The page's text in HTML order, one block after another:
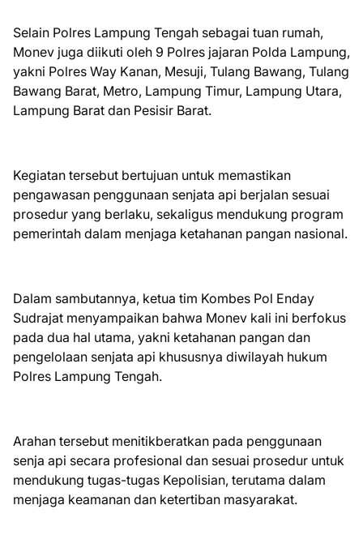
Selain Polres Lampung Tengah sebagai tuan rumah,
Monev juga diikuti oleh 9 Polres jajaran Polda Lampung,
yakni Polres Way Kanan, Mesuji, Tulang Bawang, Tulang
Bawang Barat, Metro, Lampung Timur, Lampung Utara,
Lampung Barat dan Pesisir Barat.
Kegiatan tersebut bertujuan untuk memastikan
pengawasan penggunaan senjata api berjalan sesuai
prosedur yang berlaku, sekaligus mendukung program
pemerintah dalam menjaga ketahanan pangan nasional.
Dalam sambutannya, ketua tim Kombes Pol Enday
Sudrajat menyampaikan bahwa Monev kali ini berfokus
pada dua hal utama, yakni ketahanan pangan dan
pengelolaan senjata api khususnya diwilayah hukum
Polres Lampung Tengah.
Arahan tersebut menitikberatkan pada penggunaan
senja api secara profesional dan sesuai prosedur untuk
mendukung tugas-tugas Kepolisian, terutama dalam
menjaga keamanan dan ketertiban masyarakat.